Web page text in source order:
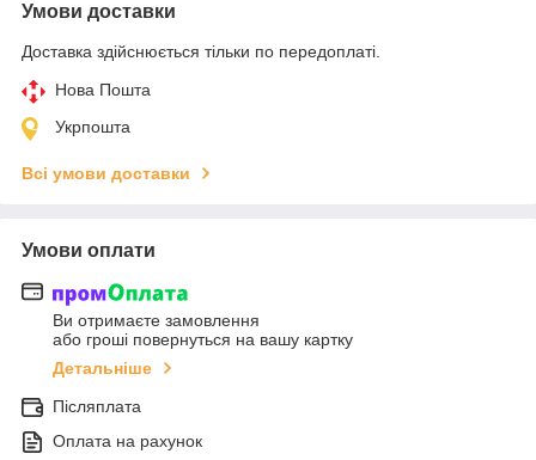
Умови доставки
Доставка здійснюється тільки по передоплаті.
Нова Пошта
Укрпошта
Всі умови доставки
Умови оплати
Ви отримаєте замовлення
або гроші повернуться на вашу картку
Детальніше
Післяплата
Оплата на рахунок